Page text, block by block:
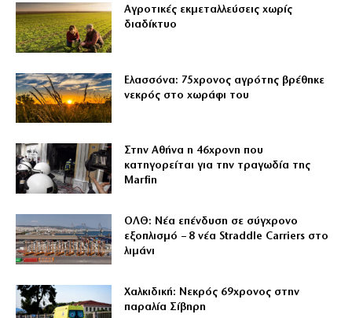
Αγροτικές εκμεταλλεύσεις χωρίς
διαδίκτυο
Ελασσόνα: 75χρονος αγρότης βρέθηκε
νεκρός στο χωράφι του
Στην Αθήνα η 46χρονη που
κατηγορείται για την τραγωδία της
Marfin
ΟΛΘ: Νέα επένδυση σε σύγχρονο
εξοπλισμό – 8 νέα Straddle Carriers στο
λιμάνι
Χαλκιδική: Νεκρός 69χρονος στην
παραλία Σίβηρη